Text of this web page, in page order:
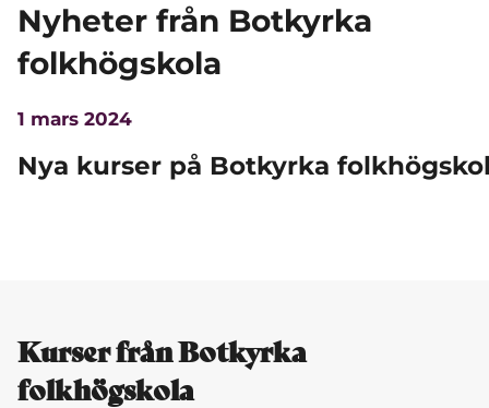
Nyheter från Botkyrka
folkhögskola
1 mars 2024
Nya kurser på Botkyrka
Kurser från Botkyrka
folkhögskola